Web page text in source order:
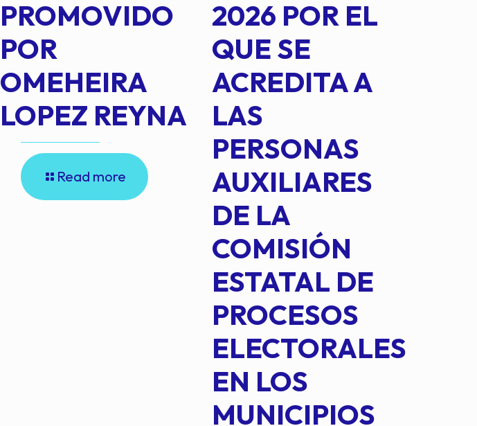
PROMOVIDO
POR
OMEHEIRA
LOPEZ REYNA
Read more
2026 POR EL
QUE SE
ACREDITA A
LAS
PERSONAS
AUXILIARES
DE LA
COMISIÓN
ESTATAL DE
PROCESOS
ELECTORALES
EN LOS
MUNICIPIOS